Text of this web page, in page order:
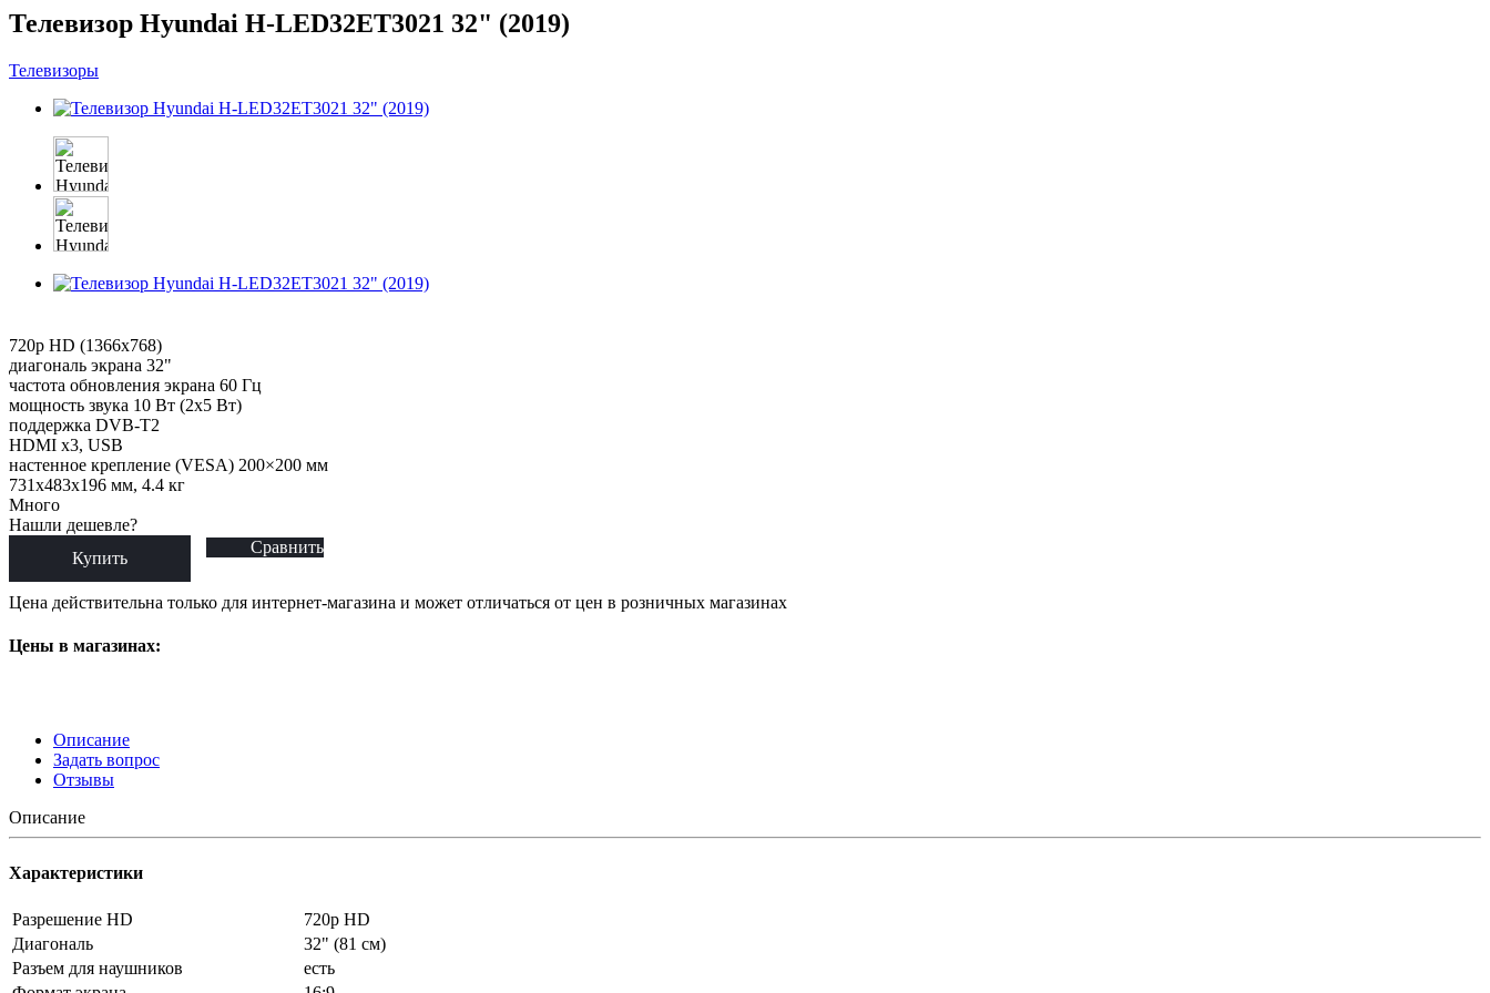
Телевизор Hyundai H-LED32ET3021 32" (2019)
Телевизоры
720p HD (1366x768)
диагональ экрана 32"
частота обновления экрана 60 Гц
мощность звука 10 Вт (2х5 Вт)
поддержка DVB-T2
HDMI x3, USB
настенное крепление (VESA) 200×200 мм
731x483x196 мм, 4.4 кг
Много
Нашли дешевле?
Купить
Сравнить
Цена действительна только для интернет-магазина и может отличаться от цен в розничных магазинах
Цены в магазинах:
Описание
Задать вопрос
Отзывы
Описание
Характеристики
Разрешение HD
720p HD
Диагональ
32" (81 см)
Разъем для наушников
есть